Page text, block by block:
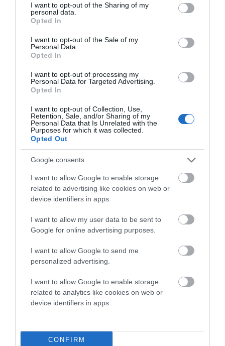
not limited to your visit or usage behaviour. You may click to
grant or deny consent to Google and its third-party tags to
use your data for below specified purposes in below Google
consent section.
I want to opt-out of the Sharing of my
personal data.
Opted In
I want to opt-out of the Sale of my
Personal Data.
Opted In
I want to opt-out of processing my
Personal Data for Targeted Advertising.
Opted In
I want to opt-out of Collection, Use,
Retention, Sale, and/or Sharing of my
Personal Data that Is Unrelated with the
Purposes for which it was collected.
Opted Out
Google consents
I want to allow Google to enable storage
related to advertising like cookies on web or
device identifiers in apps.
I want to allow my user data to be sent to
Google for online advertising purposes.
I want to allow Google to send me
personalized advertising.
I want to allow Google to enable storage
related to analytics like cookies on web or
device identifiers in apps.
CONFIRM
ΕΚΔΗΛΩΣΕΙΣ ΤΩΝ ΗΜΕΡΩΝ: Παγοποιείο
ΦΕΣΤΙΒΑΛ ΑΝΔΡΟΥ: Ένα βαθυστόχαστο έργο του
Η νεολαία της Άνδρου είναι εδώ. Χρειάζεται όμως
ευκαιρίες για να φανεί.